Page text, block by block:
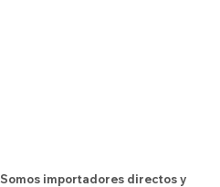
importadores directos y